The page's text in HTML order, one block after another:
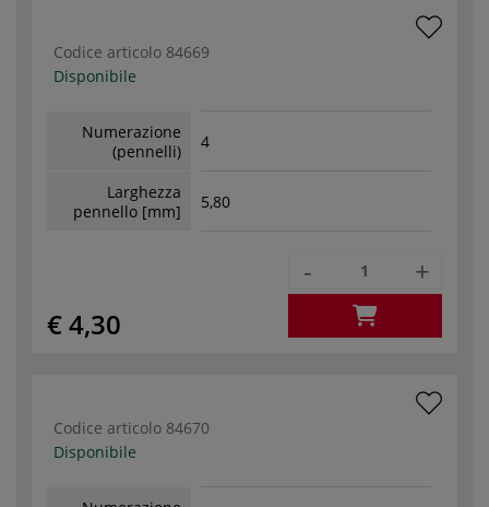
Codice articolo 84669
Disponibile
Numerazione
(pennelli)
4
Larghezza
pennello [mm]
5,80
€ 4,30
- +
Codice articolo 84670
Disponibile